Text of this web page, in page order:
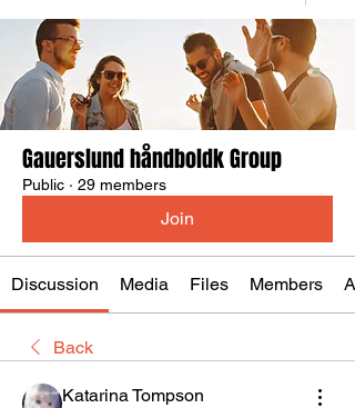
Gauerslund håndboldk Group
Public · 29 members
Join
Discussion Media Files Members
Back
Katarina Tompson